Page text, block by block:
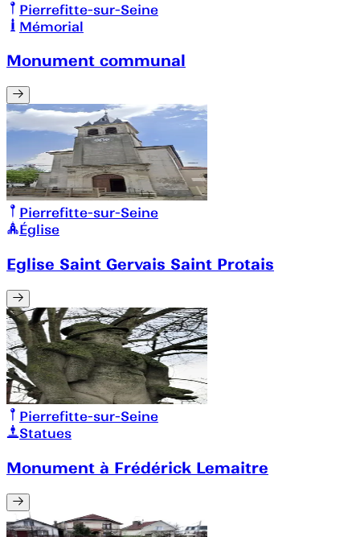
Pierrefitte-sur-Seine
Mémorial
Monument communal
Pierrefitte-sur-Seine
Église
Eglise Saint Gervais Saint Protais
Pierrefitte-sur-Seine
Statues
Monument à Frédérick Lemaitre